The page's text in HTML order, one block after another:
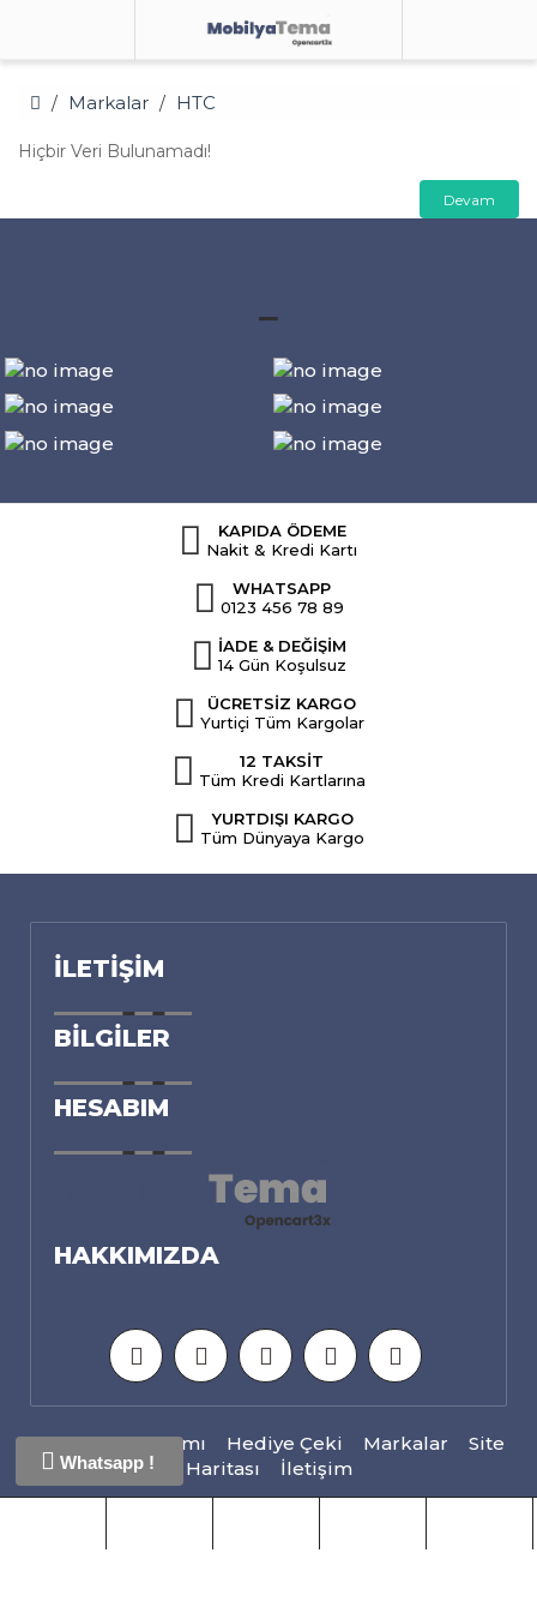
Markalar HTC
Hiçbir Veri Bulunamadı!
Devam
Whatsapp !
KAPIDA ÖDEME
Nakit & Kredi Kartı
WHATSAPP
0123 456 78 89
İADE & DEĞİŞİM
14 Gün Koşulsuz
ÜCRETSİZ KARGO
Yurtiçi Tüm Kargolar
12 TAKSİT
Tüm Kredi Kartlarına
YURTDIŞI KARGO
Tüm Dünyaya Kargo
İLETIŞIM
BILGILER
HESABIM
HAKKIMIZDA
Ortaklık Programı Hediye Çeki Markalar
Site
Haritası
İletişim
Opencart 3x Mobilya Aksesuar2 © 2026 - Tüm